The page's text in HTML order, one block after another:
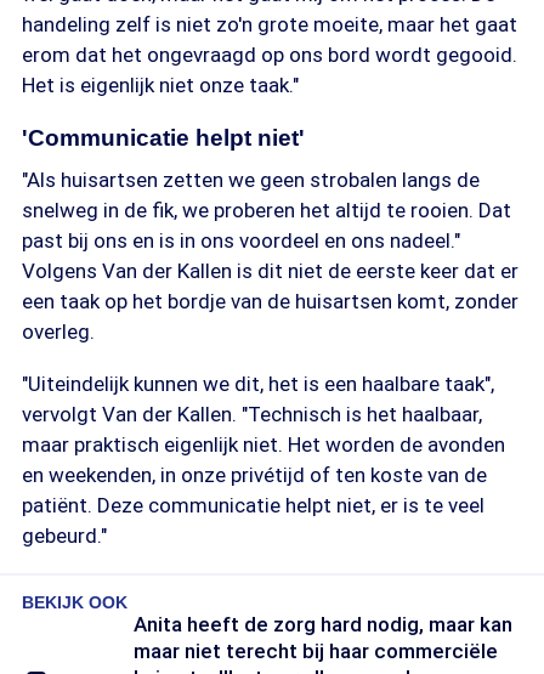
handeling zelf is niet zo'n grote moeite, maar het gaat
erom dat het ongevraagd op ons bord wordt gegooid.
Het is eigenlijk niet onze taak."
'Communicatie helpt niet'
"Als huisartsen zetten we geen strobalen langs de
snelweg in de fik, we proberen het altijd te rooien. Dat
past bij ons en is in ons voordeel en ons nadeel."
Volgens Van der Kallen is dit niet de eerste keer dat er
een taak op het bordje van de huisartsen komt, zonder
overleg.
"Uiteindelijk kunnen we dit, het is een haalbare taak",
vervolgt Van der Kallen. "Technisch is het haalbaar,
maar praktisch eigenlijk niet. Het worden de avonden
en weekenden, in onze privétijd of ten koste van de
patiënt. Deze communicatie helpt niet, er is te veel
gebeurd."
BEKIJK OOK
Anita heeft de zorg hard nodig, maar kan
maar niet terecht bij haar commerciële